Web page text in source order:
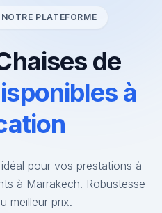
PLATEFORME
de
à
pour vos prestations à
à Marrakech. Robustesse
meilleur prix.